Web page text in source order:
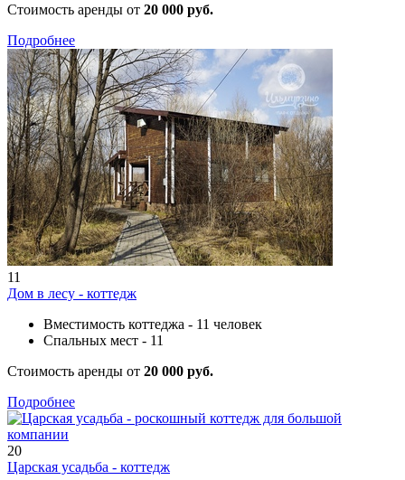
Стоимость аренды от 20 000 руб.
Подробнее
11
Дом в лесу - коттедж
Вместимость коттеджа - 11 человек
Спальных мест - 11
Стоимость аренды от 20 000 руб.
Подробнее
20
Царская усадьба - коттедж